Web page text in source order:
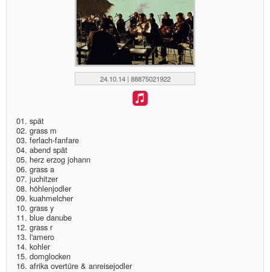
24.10.14 | 88875021922
01. spät
02. grass m
03. ferlach-fanfare
04. abend spät
05. herz erzog johann
06. grass a
07. juchitzer
08. höhlenjodler
09. kuahmelcher
10. grass y
11. blue danube
12. grass r
13. l'amero
14. kohler
15. domglocken
16. afrika overtüre & anreisejodler